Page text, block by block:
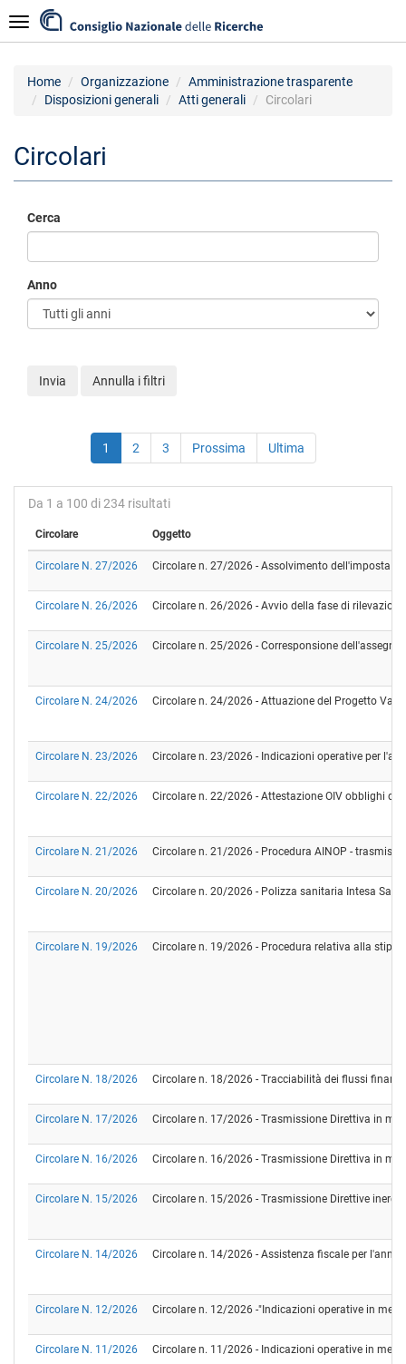
al
contenuto
Navigazione
Home Organizzazione
Amministrazione trasparente
Disposizioni generali
Atti generali Circolari
Circolari
Cerca
Anno
Invia Annulla i filtri
1 2 3 Prossima Ultima
Da 1 a 100 di 234 risultati
Circolare Oggetto
Circolare N. 27/2026 Circolare n. 27/2026 - Assolvimento dell'imposta
Circolare N. 26/2026 Circolare n. 26/2026 - Avvio della fase di
Circolare N. 25/2026 Circolare n. 25/2026 - Corresponsione
Circolare N. 24/2026 Circolare n. 24/2026 - Attuazione del Progetto
Circolare N. 23/2026 Circolare n. 23/2026 - Indicazioni operative per
Circolare N. 22/2026 Circolare n. 22/2026 - Attestazione OIV obblighi di
Circolare N. 21/2026 Circolare n. 21/2026 - Procedura AINOP -
Circolare N. 20/2026 Circolare n. 20/2026 - Polizza sanitaria Intesa
Circolare N. 19/2026 Circolare n. 19/2026 - Procedura relativa alla
Circolare N. 18/2026 Circolare n. 18/2026 - Tracciabilità dei flussi
Circolare N. 17/2026 Circolare n. 17/2026 - Trasmissione Direttiva in
Circolare N. 16/2026 Circolare n. 16/2026 - Trasmissione Direttiva in
Circolare N. 15/2026 Circolare n. 15/2026 - Trasmissione Direttive
Circolare N. 14/2026 Circolare n. 14/2026 - Assistenza fiscale per
Circolare N. 12/2026 Circolare n. 12/2026 -"Indicazioni operative in
Circolare N. 11/2026 Circolare n. 11/2026 - Indicazioni operative in